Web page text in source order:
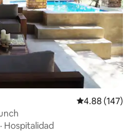
Calificación
4.88 (147)
· Hospitalidad